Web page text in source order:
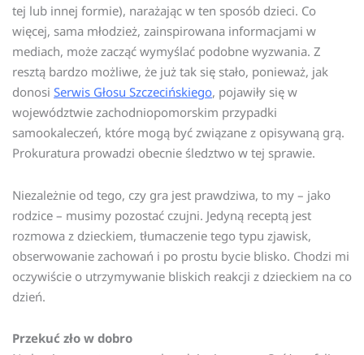
tej lub innej formie), narażając w ten sposób dzieci. Co
więcej, sama młodzież, zainspirowana informacjami w
mediach, może zacząć wymyślać podobne wyzwania. Z
resztą bardzo możliwe, że już tak się stało, ponieważ, jak
donosi Serwis Głosu Szczecińskiego, pojawiły się w
województwie zachodniopomorskim przypadki
samookaleczeń, które mogą być związane z opisywaną grą.
Prokuratura prowadzi obecnie śledztwo w tej sprawie.
Niezależnie od tego, czy gra jest prawdziwa, to my – jako
rodzice – musimy pozostać czujni. Jedyną receptą jest
rozmowa z dzieckiem, tłumaczenie tego typu zjawisk,
obserwowanie zachowań i po prostu bycie blisko. Chodzi mi
oczywiście o utrzymywanie bliskich reakcji z dzieckiem na co
dzień.
Przekuć zło w dobro